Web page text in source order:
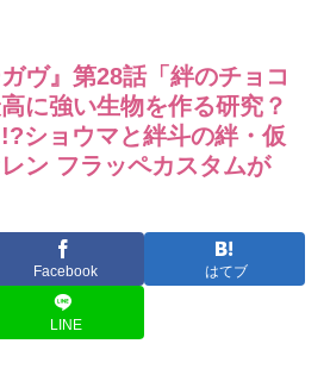
ガヴ』第28話「絆のチョコ
に強い生物を作る研究？
ショウマと絆斗の絆・仮
ン フラッペカスタムが
Facebook はてブ
LINE